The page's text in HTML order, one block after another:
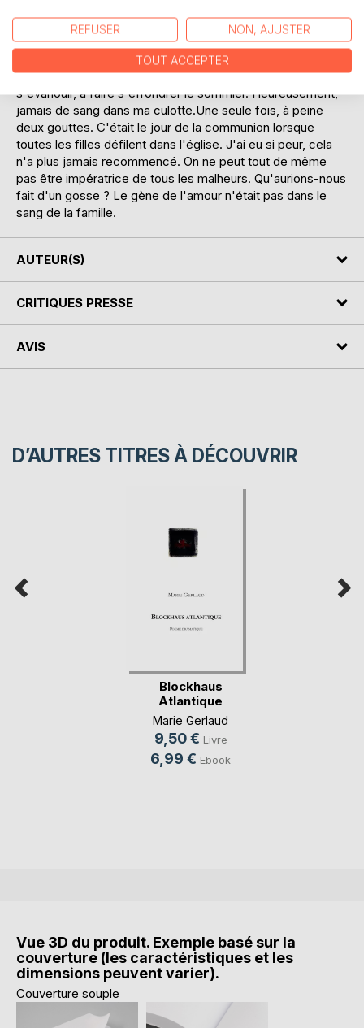
appris la chanson du bâton de rouge à lèvres, rouge cerise.
Sans fesses, sans seins, mais avec les lèvres peintes.
Avec ça, je me suis débrouillée. Je n'ai jamais parlé à
personne de la grande ombre déchirant la petite à la faire
s'évanouir, à faire s'effondrer le sommier. Heureusement,
jamais de sang dans ma culotte.Une seule fois, à peine
deux gouttes. C'était le jour de la communion lorsque
toutes les filles défilent dans l'église. J'ai eu si peur, cela
n'a plus jamais recommencé. On ne peut tout de même
pas être impératrice de tous les malheurs. Qu'aurions-nous
fait d'un gosse ? Le gène de l'amour n'était pas dans le
sang de la famille.
AUTEUR(S)
CRITIQUES PRESSE
AVIS
D’AUTRES TITRES À DÉCOUVRIR
Blockhaus
Atlantique
Marie Gerlaud
9,50 € Livre
6,99 € Ebook
Vue 3D du produit. Exemple basé sur la
couverture (les caractéristiques et les
dimensions peuvent varier).
Couverture souple
REFUSER NON, AJUSTER
TOUT ACCEPTER